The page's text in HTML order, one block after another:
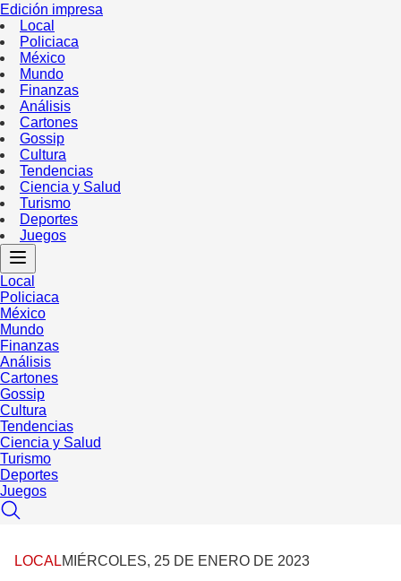
Edición impresa
Local
Policiaca
México
Mundo
Finanzas
Análisis
Cartones
Gossip
Cultura
Tendencias
Ciencia y Salud
Turismo
Deportes
Juegos
Local
Policiaca
México
Mundo
Finanzas
Análisis
Cartones
Gossip
Cultura
Tendencias
Ciencia y Salud
Turismo
Deportes
Juegos
LOCALMIÉRCOLES, 25 DE ENERO DE 2023